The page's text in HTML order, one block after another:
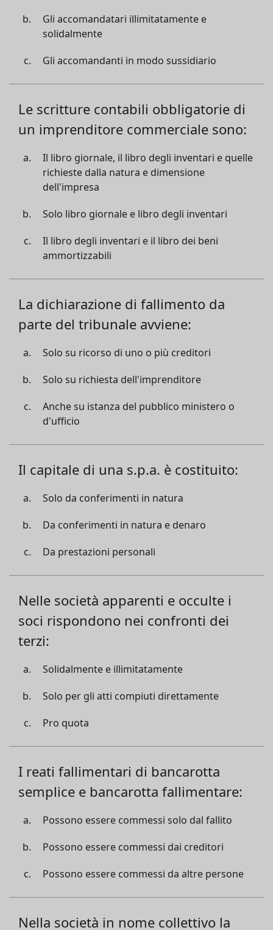
Gli accomandatari illimitatamente e
solidalmente
Gli accomandanti in modo sussidiario
Le scritture contabili obbligatorie di
un imprenditore commerciale sono:
Il libro giornale, il libro degli inventari e quelle
richieste dalla natura e dimensione
dell'impresa
Solo libro giornale e libro degli inventari
Il libro degli inventari e il libro dei beni
ammortizzabili
La dichiarazione di fallimento da
parte del tribunale avviene:
Solo su ricorso di uno o più creditori
Solo su richiesta dell'imprenditore
Anche su istanza del pubblico ministero o
d'ufficio
Il capitale di una s.p.a. è costituito:
Solo da conferimenti in natura
Da conferimenti in natura e denaro
Da prestazioni personali
Nelle società apparenti e occulte i
soci rispondono nei confronti dei
terzi:
Solidalmente e illimitatamente
Solo per gli atti compiuti direttamente
Pro quota
I reati fallimentari di bancarotta
semplice e bancarotta fallimentare:
Possono essere commessi solo dal fallito
Possono essere commessi dai creditori
Possono essere commessi da altre persone
Nella società in nome collettivo la